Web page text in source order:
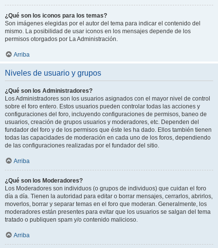
¿Qué son los iconos para los temas?
Son imágenes elegidas por el autor del tema para indicar el contenido del
mismo. La posibilidad de usar iconos en los mensajes depende de los
permisos otorgados por La Administración.
Arriba
Niveles de usuario y grupos
¿Qué son los Administradores?
Los Administradores son los usuarios asignados con el mayor nivel de control
sobre el foro entero. Estos usuarios pueden controlar todas las acciones y
configuraciones del foro, incluyendo configuraciones de permisos, baneo de
usuarios, creación de grupos usuarios y moderadores, etc. Dependen del
fundador del foro y de los permisos que éste les ha dado. Ellos también tienen
todas las capacidades de moderación en cada uno de los foros, dependiendo
de las configuraciones realizadas por el fundador del sitio.
Arriba
¿Qué son los Moderadores?
Los Moderadores son individuos (o grupos de individuos) que cuidan el foro
día a día. Tienen la autoridad para editar o borrar mensajes, cerrarlos, abrirlos,
moverlos, borrar y separar temas en el foro que moderan. Generalmente, los
moderadores están presentes para evitar que los usuarios se salgan del tema
tratado o publiquen spam y/o contenido malicioso.
Arriba